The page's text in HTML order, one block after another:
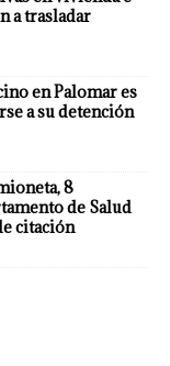
a trasladar
en Palomar es
a su detención
8
de Salud
citación